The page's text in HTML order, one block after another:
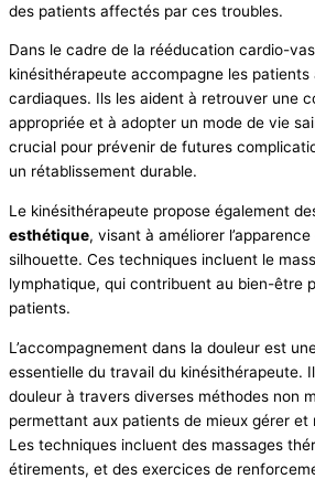
des patients affectés par ces troubles.
Dans le cadre de la rééducation cardio-
kinésithérapeute accompagne les patients
cardiaques. Ils les aident à retrouver une
appropriée et à adopter un mode de vie
crucial pour prévenir de futures
un rétablissement durable.
Le kinésithérapeute propose également
esthétique, visant à améliorer
silhouette. Ces techniques incluent le
lymphatique, qui contribuent au bien-être
patients.
L’accompagnement dans la douleur est
essentielle du travail du kinésithérapeute.
douleur à travers diverses méthodes non
permettant aux patients de mieux gérer et
Les techniques incluent des massages
étirements, et des exercices de